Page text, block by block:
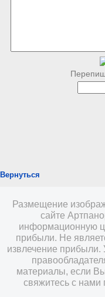
Вернуться
Размещение
сайте
информационную
прибыли. Не
извлечение прибыли.
материалы, если
свяжитесь с нами